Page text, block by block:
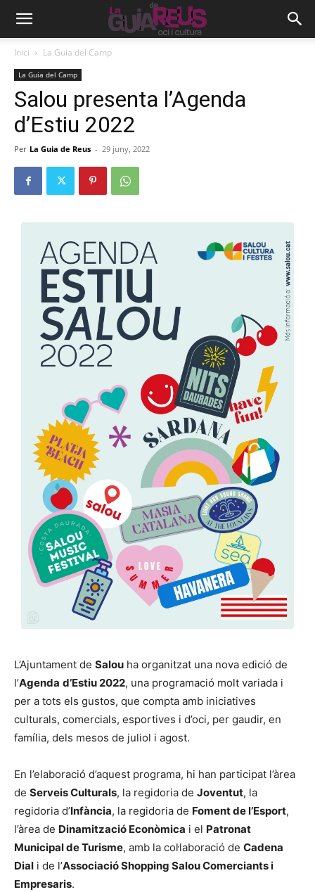
Inici La Guia del Camp
La Guia del Camp
Salou presenta l’Agenda
d’Estiu 2022
Per La Guia de Reus - 29 juny, 2022
L’Ajuntament de Salou ha organitzat una nova edició de
l’Agenda d’Estiu 2022, una programació molt variada i
per a tots els gustos, que compta amb iniciatives
culturals, comercials, esportives i d’oci, per gaudir, en
família, dels mesos de juliol i agost.
En l’elaboració d’aquest programa, hi han participat l’àrea
de Serveis Culturals, la regidoria de Joventut, la
regidoria d’Infància, la regidoria de Foment de l’Esport,
l’àrea de Dinamització Econòmica i el Patronat
Municipal de Turisme, amb la col·laboració de Cadena
Dial i de l’Associació Shopping Salou Comerciants i
Empresaris.